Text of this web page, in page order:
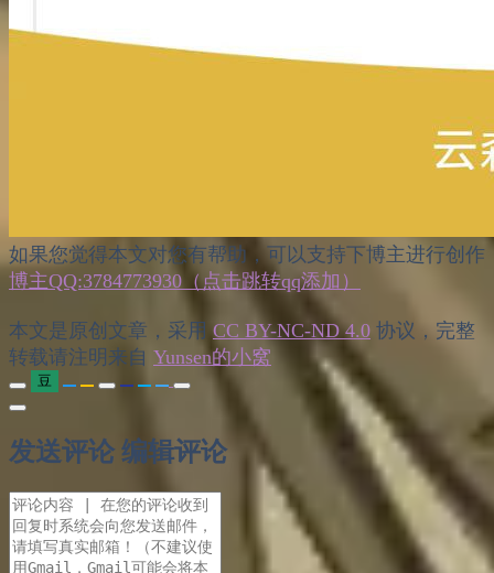
如果您觉得本文对您有帮助，可以支持下博主进行创作
博主QQ:3784773930（点击跳转qq添加）
本文是原创文章，采用 CC BY-NC-ND 4.0 协议，完整
转载请注明来自 Yunsen的小窝
豆
发送评论 编辑评论